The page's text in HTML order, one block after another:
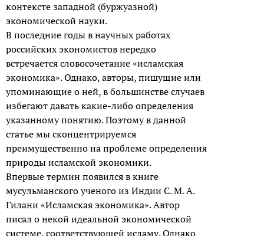
контексте западной (буржуазной)
экономической науки.
В последние годы в научных работах
российских экономистов нередко
встречается словосочетание «исламская
экономика». Однако, авторы, пишущие или
упоминающие о ней, в большинстве случаев
избегают давать какие-либо определения
указанному понятию. Поэтому в данной
статье мы сконцентрируемся
преимущественно на проблеме определения
природы исламской экономики.
Впервые термин появился в книге
мусульманского ученого из Индии С. М. А.
Гилани «Исламская экономика». Автор
писал о некой идеальной экономической
системе, соответствующей исламу. Однако